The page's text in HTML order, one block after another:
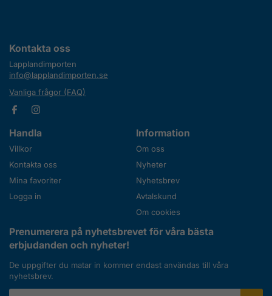
Kontakta oss
Lapplandimporten
info@lapplandimporten.se
Vanliga frågor (FAQ)
Handla
Villkor
Kontakta oss
Mina favoriter
Logga in
Information
Om oss
Nyheter
Nyhetsbrev
Avtalskund
Om cookies
Prenumerera på nyhetsbrevet för våra bästa
erbjudanden och nyheter!
De uppgifter du matar in kommer endast användas till våra
nyhetsbrev.